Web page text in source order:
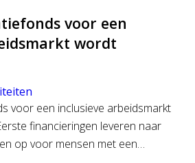
voor een
wordt
voor een inclusieve arbeidsmarkt
financieringen leveren naar
op voor mensen met een…